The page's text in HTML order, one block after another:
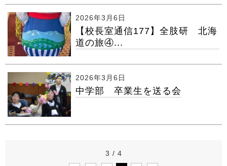
2026年3月6日
【校長室通信177】全肢研 北海
道の旅④...
2026年3月6日
中学部 卒業生を送る会
3 / 4